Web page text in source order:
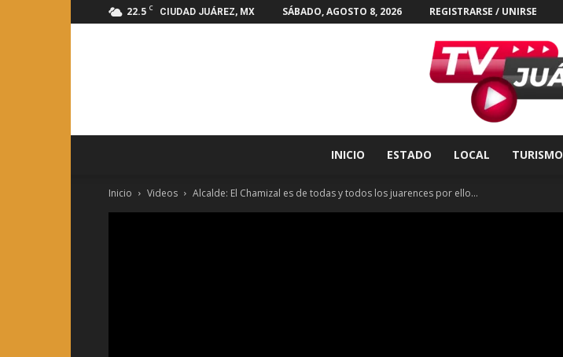
22.5 C CIUDAD JUÁREZ, MX SÁBADO, AGOSTO 8, 2026 REGISTRARSE / UNIRSE
INICIO ESTADO LOCAL TURISMO
Inicio Videos Alcalde: El Chamizal es de todas y todos los juarences por ello...